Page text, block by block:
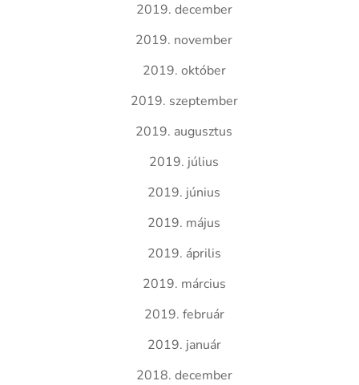
2019. december
2019. november
2019. október
2019. szeptember
2019. augusztus
2019. július
2019. június
2019. május
2019. április
2019. március
2019. február
2019. január
2018. december